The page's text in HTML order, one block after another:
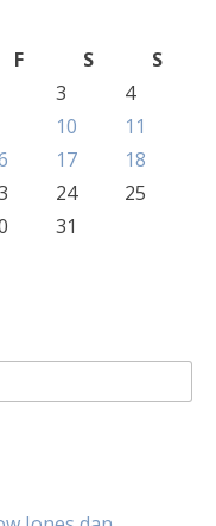
F S
S
3
4
10
11
17
18
24
25
31